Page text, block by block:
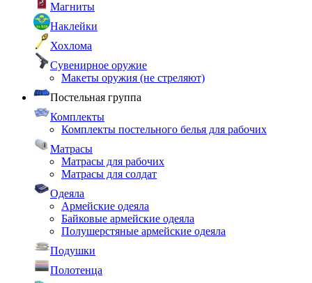
Магниты
Наклейки
Хохлома
Сувенирное оружие
Макеты оружия (не стреляют)
Постельная группа
Комплекты
Комплекты постельного белья для рабочих
Матрасы
Матрасы для рабочих
Матрасы для солдат
Одеяла
Армейские одеяла
Байковые армейские одеяла
Полушерстяные армейские одеяла
Подушки
Полотенца